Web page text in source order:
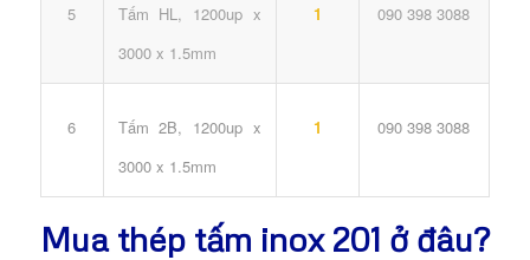
5
Tấm HL, 1200up x
3000 x 1.5mm
1 090 398 3088
6
Tấm 2B, 1200up x
3000 x 1.5mm
1 090 398 3088
Mua thép tấm inox 201 ở đâu?